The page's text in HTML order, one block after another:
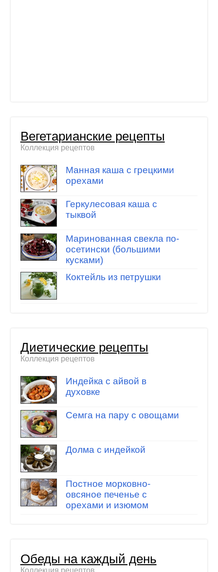
Вегетарианские рецепты
Коллекция рецептов
Манная каша с грецкими
орехами
Геркулесовая каша с
тыквой
Маринованная свекла по-
осетински (большими
кусками)
Коктейль из петрушки
Диетические рецепты
Коллекция рецептов
Индейка с айвой в
духовке
Семга на пару с овощами
Долма с индейкой
Постное морковно-
овсяное печенье с
орехами и изюмом
Обеды на каждый день
Коллекция рецептов